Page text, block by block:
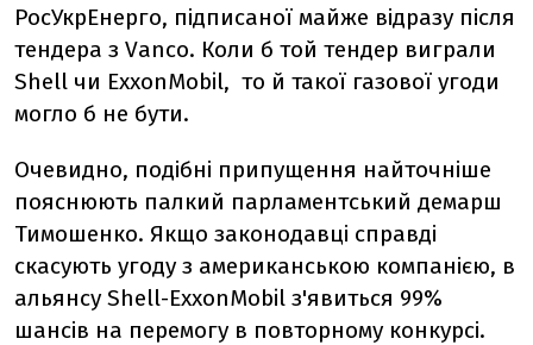
РосУкрЕнерго, підписаної майже відразу після
тендера з Vаnсо. Коли б той тендер виграли
Shell чи ExxonMobil, то й такої газової угоди
могло б не бути.
Очевидно, подібні припущення найточніше
пояснюють палкий парламентський демарш
Тимошенко. Якщо законодавці справді
скасують угоду з американською компанією, в
альянсу Shell-ExxonMobil з'явиться 99%
шансів на перемогу в повторному конкурсі.